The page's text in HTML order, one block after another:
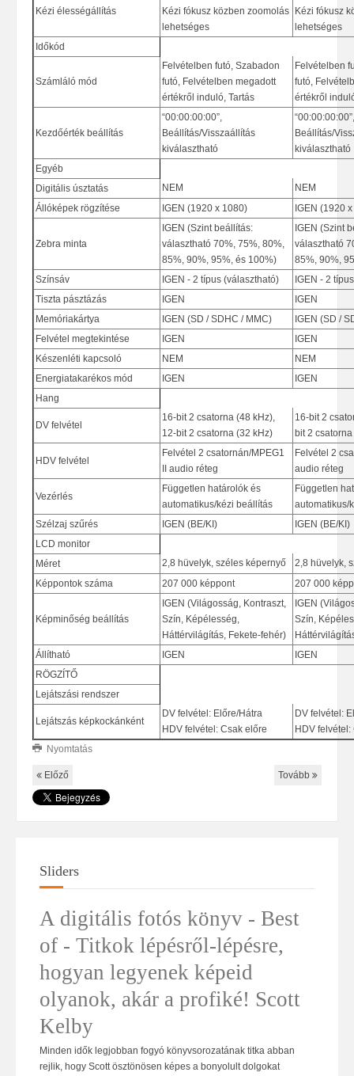
Kézi élességállítás
Kézi fókusz közben zoomolás
lehetséges
Kézi fókusz
lehetséges
Időkód
Számláló mód
Felvételben futó, Szabadon
futó, Felvételben megadott
értékről induló, Tartás
Felvételben
futó,
értékről
Kezdőérték beállítás
“00:00:00:00”,
Beállítás/Visszaállítás
kiválasztható
“00:00:00:00”,
Beállítás/
kiválasztható
Egyéb
Digitális úsztatás
NEM
NEM
Állóképek rögzítése
IGEN (1920 x 1080) IGEN (1920
Zebra minta
IGEN (Szint beállítás:
választható 70%, 75%, 80%,
85%, 90%, 95%, és 100%)
IGEN (Szint
választható
85%, 90%,
Színsáv
IGEN - 2 típus (választható)
IGEN - 2
Tiszta pásztázás
IGEN
IGEN
Memóriakártya
IGEN (SD / SDHC / MMC)
IGEN (SD /
Felvétel megtekintése
IGEN
IGEN
Készenléti kapcsoló
NEM
NEM
Energiatakarékos mód
IGEN
IGEN
Hang
DV felvétel
16-bit 2 csatorna (48 kHz),
12-bit 2 csatorna (32 kHz)
16-bit 2
bit 2
HDV felvétel
Felvétel 2 csatornán/MPEG1
II audio réteg
Felvétel 2
audio réteg
Vezérlés
Független határolók és
automatikus/kézi beállítás
Független
automatikus/
Szélzaj szűrés
IGEN (BE/KI)
IGEN (BE/KI)
LCD monitor
Méret
2,8 hüvelyk, széles képernyő
2,8 hüvelyk,
Képpontok száma
207 000 képpont 207 000
Képminőség beállítás
IGEN (Világosság, Kontraszt,
Szín, Képélesség,
Háttérvilágítás, Fekete-fehér)
IGEN
Szín,
Állítható
IGEN
IGEN
RÖGZÍTŐ
Lejátszási rendszer
Lejátszás képkockánként
DV felvétel: Előre/Hátra
HDV felvétel: Csak előre
DV felvétel:
HDV
Nyomtatás
Előző Tovább
Sliders
A digitális fotós könyv - Best
of - Titkok lépésről-lépésre,
hogyan legyenek képeid
olyanok, akár a profiké! Scott
Kelby
Minden idők legjobban fogyó könyvsorozatának titka abban
rejlik, hogy Scott ösztönösen képes a bonyolult dolgokat